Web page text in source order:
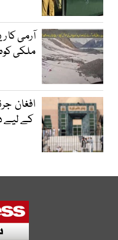
آرمی کا
ملکی
افغان
کے لیے